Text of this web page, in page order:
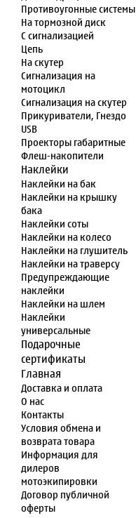
Противоугонные системы
На тормозной диск
С сигнализацией
Цепь
На скутер
Сигнализация на
мотоцикл
Сигнализация на скутер
Прикуриватели, Гнездо
USB
Проекторы габаритные
Флеш-накопители
Наклейки
Наклейки на бак
Наклейки на крышку
бака
Наклейки соты
Наклейки на колесо
Наклейки на глушитель
Наклейки на траверсу
Предупреждающие
наклейки
Наклейки на шлем
Наклейки
универсальные
Подарочные
сертификаты
Главная
Доставка и оплата
О нас
Контакты
Условия обмена и
возврата товара
Информация для
дилеров
мотоэкипировки
Договор публичной
оферты